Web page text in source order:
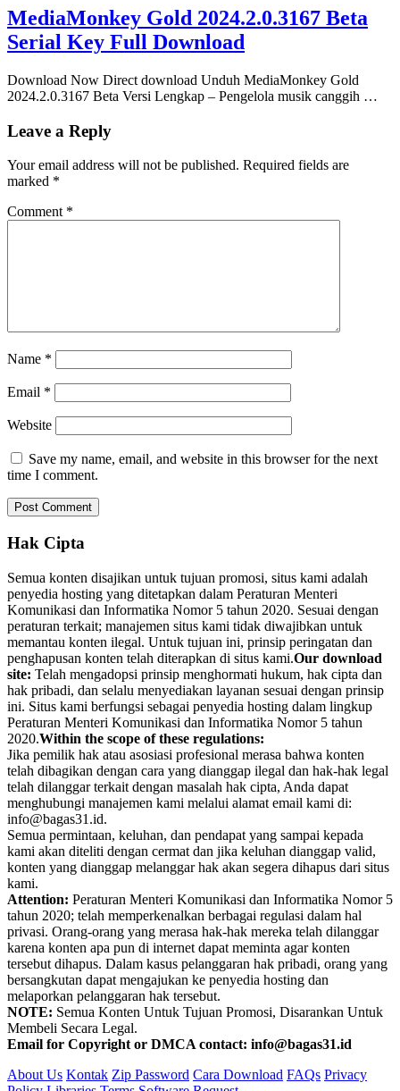
MediaMonkey Gold 2024.2.0.3167 Beta
Serial Key Full Download
Download Now Direct download Unduh MediaMonkey Gold
2024.2.0.3167 Beta Versi Lengkap – Pengelola musik canggih …
Leave a Reply
Your email address will not be published. Required fields are
marked *
Comment *
Name *
Email *
Website
Save my name, email, and website in this browser for the next
time I comment.
Hak Cipta
Semua konten disajikan untuk tujuan promosi, situs kami adalah
penyedia hosting yang ditetapkan dalam Peraturan Menteri
Komunikasi dan Informatika Nomor 5 tahun 2020. Sesuai dengan
peraturan terkait; manajemen situs kami tidak diwajibkan untuk
memantau konten ilegal. Untuk tujuan ini, prinsip peringatan dan
penghapusan konten telah diterapkan di situs kami.Our download
site: Telah mengadopsi prinsip menghormati hukum, hak cipta dan
hak pribadi, dan selalu menyediakan layanan sesuai dengan prinsip
ini. Situs kami berfungsi sebagai penyedia hosting dalam lingkup
Peraturan Menteri Komunikasi dan Informatika Nomor 5 tahun
2020.Within the scope of these regulations:
Jika pemilik hak atau asosiasi profesional merasa bahwa konten
telah dibagikan dengan cara yang dianggap ilegal dan hak-hak legal
telah dilanggar terkait dengan masalah hak cipta, Anda dapat
menghubungi manajemen kami melalui alamat email kami di:
info@bagas31.id.
Semua permintaan, keluhan, dan pendapat yang sampai kepada
kami akan diteliti dengan cermat dan jika keluhan dianggap valid,
konten yang dianggap melanggar hak akan segera dihapus dari situs
kami.
Attention: Peraturan Menteri Komunikasi dan Informatika Nomor 5
tahun 2020; telah memperkenalkan berbagai regulasi dalam hal
privasi. Orang-orang yang merasa hak-hak mereka telah dilanggar
karena konten apa pun di internet dapat meminta agar konten
tersebut dihapus. Dalam kasus pelanggaran hak pribadi, orang yang
bersangkutan dapat mengajukan ke penyedia hosting dan
melaporkan pelanggaran hak tersebut.
NOTE: Semua Konten Untuk Tujuan Promosi, Disarankan Untuk
Membeli Secara Legal.
Email for Copyright or DMCA contact: info@bagas31.id
About Us Kontak Zip Password Cara Download FAQs Privacy